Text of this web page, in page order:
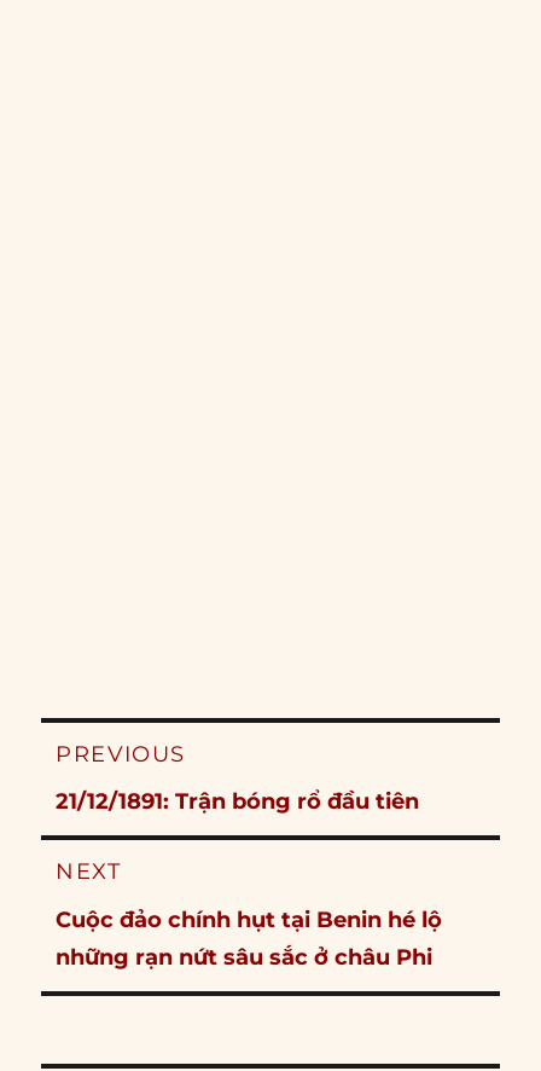
Post
PREVIOUS
Previous
post:
21/12/1891: Trận bóng rổ đầu tiên
NEXT
Next
post:
Cuộc đảo chính hụt tại Benin hé lộ
những rạn nứt sâu sắc ở châu Phi